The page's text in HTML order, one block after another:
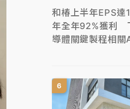
和椿上半年EPS達
年全年92%獲利
導體關鍵製程相關